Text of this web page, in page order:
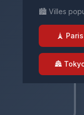
🏙️ Villes
🗼 Paris
🏯